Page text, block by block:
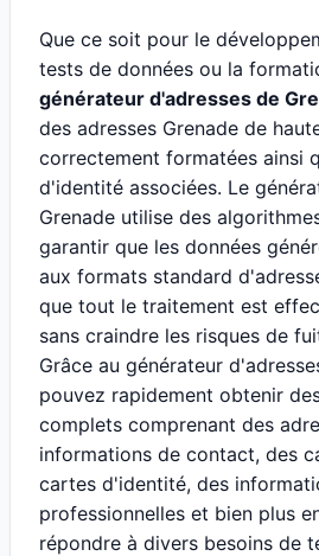
Que ce soit pour le
tests de données ou la
générateur d'adresses de
des adresses Grenade de
correctement formatées ainsi
d'identité associées. Le
Grenade utilise des
garantir que les données
aux formats standard
que tout le traitement est
sans craindre les risques de
Grâce au générateur
pouvez rapidement obtenir
complets comprenant des
informations de contact, des
cartes d'identité, des
professionnelles et bien plus
répondre à divers besoins de